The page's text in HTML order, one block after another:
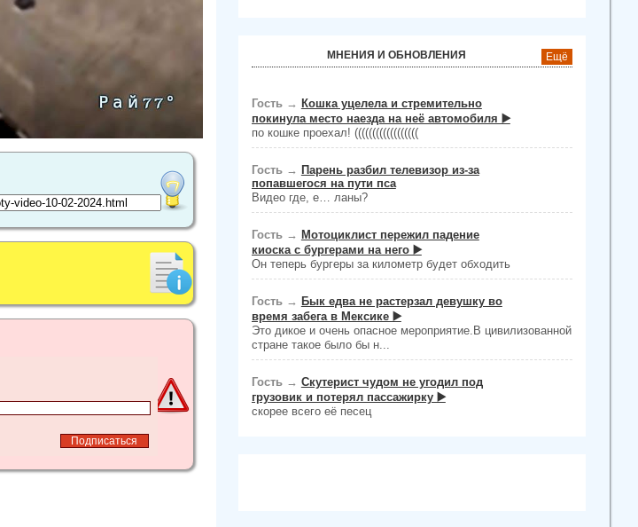
МНЕНИЯ И ОБНОВЛЕНИЯ Ещё
Гость → Кошка уцелела и стремительно
покинула место наезда на неё автомобиля ▶️
по кошке проехал! ((((((((((((((((((
Гость → Парень разбил телевизор из-за
попавшегося на пути пса
Видео где, е… ланы?
Гость → Мотоциклист пережил падение
киоска с бургерами на него ▶️
Он теперь бургеры за километр будет обходить
Гость → Бык едва не растерзал девушку во
время забега в Мексике ▶️
Это дикое и очень опасное мероприятие.В цивилизованной
стране такое было бы н...
Гость → Скутерист чудом не угодил под
грузовик и потерял пассажирку ▶️
скорее всего её песец